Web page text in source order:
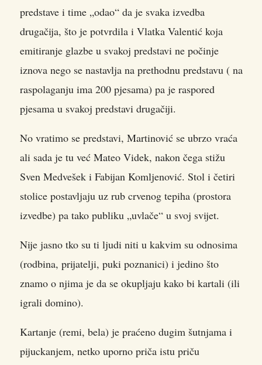
predstave i time „odao“ da je svaka izvedba
drugačija, što je potvrdila i Vlatka Valentić koja
emitiranje glazbe u svakoj predstavi ne počinje
iznova nego se nastavlja na prethodnu predstavu ( na
raspolaganju ima 200 pjesama) pa je raspored
pjesama u svakoj predstavi drugačiji.
No vratimo se predstavi, Martinović se ubrzo vraća
ali sada je tu već Mateo Videk, nakon čega stižu
Sven Medvešek i Fabijan Komljenović. Stol i četiri
stolice postavljaju uz rub crvenog tepiha (prostora
izvedbe) pa tako publiku „uvlače“ u svoj svijet.
Nije jasno tko su ti ljudi niti u kakvim su odnosima
(rodbina, prijatelji, puki poznanici) i jedino što
znamo o njima je da se okupljaju kako bi kartali (ili
igrali domino).
Kartanje (remi, bela) je praćeno dugim šutnjama i
pijuckanjem, netko uporno priča istu priču